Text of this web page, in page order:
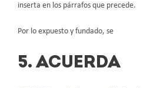
inserta en los párrafos que precede.
Por lo expuesto y fundado, se
5. ACUERDA